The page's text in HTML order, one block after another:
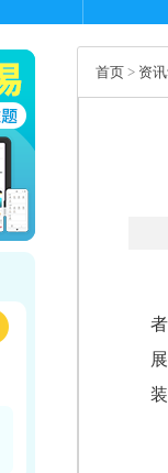
首页 > 资